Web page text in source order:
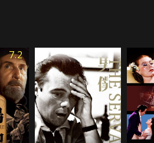
7.2